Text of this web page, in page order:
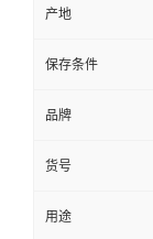
产地
保存条件
品牌
货号
用途